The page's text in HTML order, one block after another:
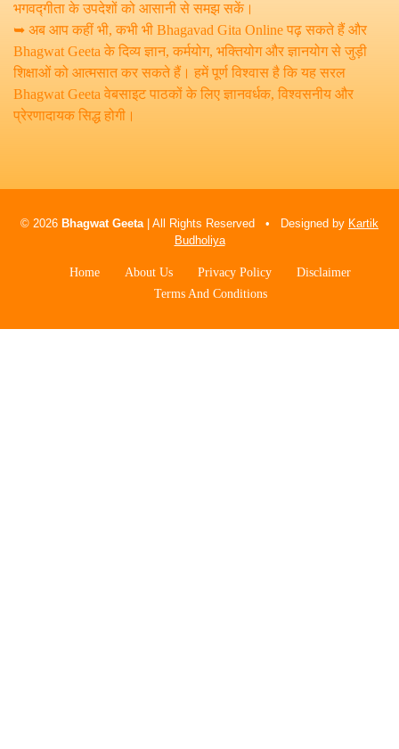
भगवद्गीता के उपदेशों को आसानी से समझ सकें।
➥ अब आप कहीं भी, कभी भी Bhagavad Gita Online पढ़ सकते हैं और
Bhagwat Geeta के दिव्य ज्ञान, कर्मयोग, भक्तियोग और ज्ञानयोग से जुड़ी
शिक्षाओं को आत्मसात कर सकते हैं। हमें पूर्ण विश्वास है कि यह सरल
Bhagwat Geeta वेबसाइट पाठकों के लिए ज्ञानवर्धक, विश्वसनीय और
प्रेरणादायक सिद्ध होगी।
© 2026 Bhagwat Geeta| All Rights Reserved • Designed by Kartik
Budholiya
Home About Us Privacy Policy
Disclaimer
Terms And Conditions